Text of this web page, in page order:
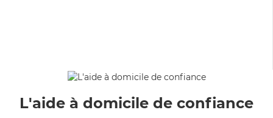
L'aide à domicile de confiance